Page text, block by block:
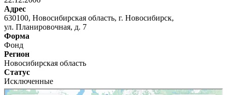
Адрес
630100, Новосибирская область, г. Новосибирск,
ул. Планировочная, д. 7
Форма
Фонд
Регион
Новосибирская область
Статус
Исключенные